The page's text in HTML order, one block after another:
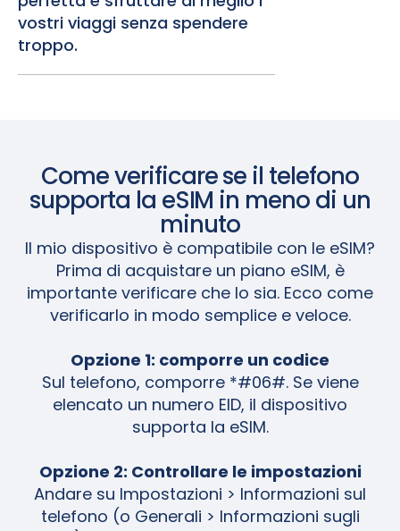
vostri viaggi senza spendere
troppo.
Come verificare se il telefono
supporta la eSIM in meno di un
minuto
Il mio dispositivo è compatibile con le eSIM?
Prima di acquistare un piano eSIM, è
importante verificare che lo sia. Ecco come
verificarlo in modo semplice e veloce.
Opzione 1: comporre un codice
Sul telefono, comporre *#06#. Se viene
elencato un numero EID, il dispositivo
supporta la eSIM.
Opzione 2: Controllare le impostazioni
Andare su Impostazioni > Informazioni sul
telefono (o Generali > Informazioni sugli